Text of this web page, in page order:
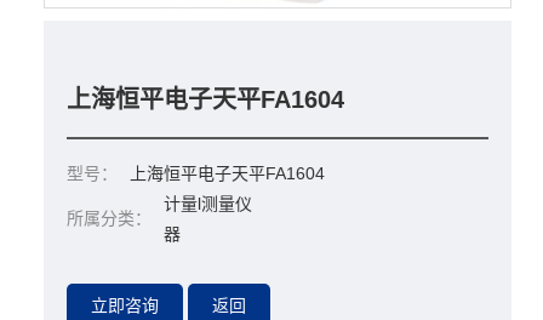
上海恒平电子天平FA1604
型号： 上海恒平电子天平FA1604
所属分类：
计量l测量仪
器